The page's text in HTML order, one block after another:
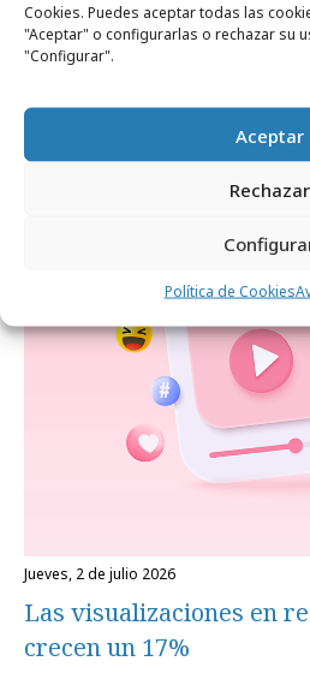
Cookies. Puedes aceptar todas las
"Aceptar" o configurarlas o rechazar su
"Configurar".
Aceptar
Rechazar
Política de Cookies
1 de cada 4 usuarios de
directamente dentro de
Formación y estudios
jueves, 2 de julio 2026
Las visualizaciones en
crecen un 17%